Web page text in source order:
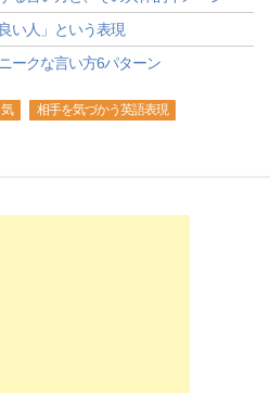
い人」という表現
ークな言い方6パターン
気 相手を気づかう英語表現